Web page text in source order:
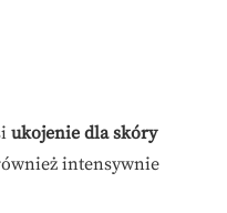
ukojenie dla skóry
intensywnie